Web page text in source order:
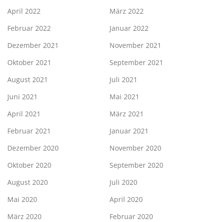
April 2022
März 2022
Februar 2022
Januar 2022
Dezember 2021
November 2021
Oktober 2021
September 2021
August 2021
Juli 2021
Juni 2021
Mai 2021
April 2021
März 2021
Februar 2021
Januar 2021
Dezember 2020
November 2020
Oktober 2020
September 2020
August 2020
Juli 2020
Mai 2020
April 2020
März 2020
Februar 2020